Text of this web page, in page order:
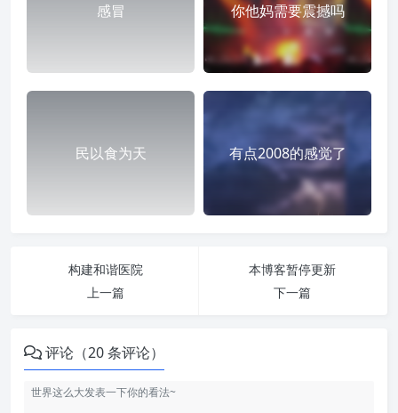
感冒 你他妈需要震撼吗
民以食为天 有点2008的感觉了
构建和谐医院
上一篇
本博客暂停更新
下一篇
评论（20 条评论）